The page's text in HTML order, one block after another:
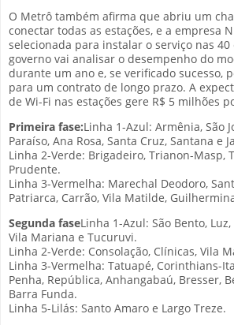
O Metrô também afirma que abriu um
conectar todas as estações, e a empresa
selecionada para instalar o serviço nas 40
governo vai analisar o desempenho do
durante um ano e, se verificado sucesso,
para um contrato de longo prazo. A
de Wi-Fi nas estações gere R$ 5 milhões
Primeira fase:Linha 1-Azul: Armênia, São
Paraíso, Ana Rosa, Santa Cruz, Santana e
Linha 2-Verde: Brigadeiro, Trianon-Masp,
Prudente.
Linha 3-Vermelha: Marechal Deodoro,
Patriarca, Carrão, Vila Matilde,
Segunda faseLinha 1-Azul: São Bento,
Vila Mariana e Tucuruvi.
Linha 2-Verde: Consolação, Clínicas, Vila
Linha 3-Vermelha: Tatuapé, Corinthians-
Penha, República, Anhangabaú, Bresser,
Barra Funda.
Linha 5-Lilás: Santo Amaro e Largo Treze.